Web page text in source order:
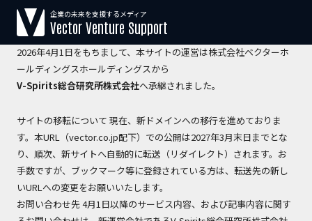
【運営会社変更のお知らせ】
2026年4月1日をもちまして、本サイトの運営は株式会社ベクターホ
ールディングスホールディングスから
V-Spirits総合研究所株式会社へ承継されました。
サイトの移転について 現在、新ドメインへの移行を進めておりま
す。本URL（vector.co.jp配下）での公開は2027年3月末日までとな
り、順次、新サイトへ自動的に転送（リダイレクト）されます。お
手数ですが、ブックマーク等に登録されている方は、転送先の新し
いURLへの変更をお願いいたします。
お問い合わせ先 4月1日以降のサービス内容、および記事内容に関す
企業の未来を支援するメディア
Vector Venture Support